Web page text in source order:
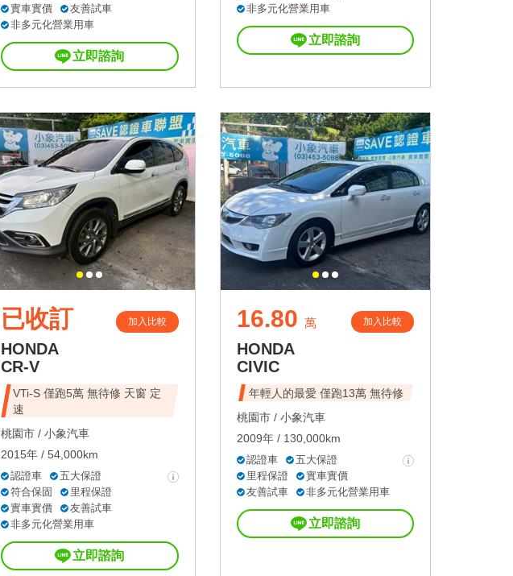
實車實價
友善試車
非多元化營業用車
立即諮詢
非多元化營業用車
立即諮詢
已收訂 加入比較
HONDA
CR-V
VTi-S 僅跑5萬 無待修 天窗 定
速
桃園市 / 小象汽車
2015年 / 54,000km
認證車
五大保證
符合保固
里程保證
實車實價
友善試車
非多元化營業用車
立即諮詢
16.80 萬 加入比較
HONDA
CIVIC
年輕人的最愛 僅跑13萬 無待修
桃園市 / 小象汽車
2009年 / 130,000km
認證車
五大保證
里程保證
實車實價
友善試車
非多元化營業用車
立即諮詢